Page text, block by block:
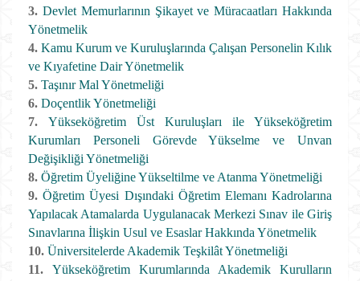
3. Devlet Memurlarının Şikayet ve Müracaatları Hakkında
Yönetmelik
4. Kamu Kurum ve Kuruluşlarında Çalışan Personelin Kılık
ve Kıyafetine Dair Yönetmelik
5. Taşınır Mal Yönetmeliği
6. Doçentlik Yönetmeliği
7. Yükseköğretim Üst Kuruluşları ile Yükseköğretim
Kurumları Personeli Görevde Yükselme ve Unvan
Değişikliği Yönetmeliği
8. Öğretim Üyeliğine Yükseltilme ve Atanma Yönetmeliği
9.Öğretim Üyesi Dışındaki Öğretim Elemanı Kadrolarına
Yapılacak Atamalarda Uygulanacak Merkezi Sınav ile Giriş
Sınavlarına İlişkin Usul ve Esaslar Hakkında Yönetmelik
10. Üniversitelerde Akademik Teşkilât Yönetmeliği
11.
Yükseköğretim Kurumlarında Akademik Kurulların